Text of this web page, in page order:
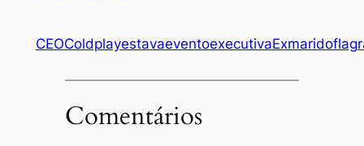
CEOColdplayestavaeventoexecutivaExmarido
Comentários